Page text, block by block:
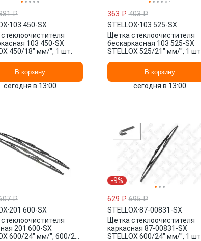
₽
·103 450-SX
103 450-SX
450/18" мм/", 1 шт.
В корзину
сегодня в 13:00
363 ₽ 403 ₽
STELLOX·103 525-SX
Щетка стеклоочистителя
бескаркасная 103 525-SX
STELLOX 525/21" мм/", 1 шт.
В корзину
сегодня в 13:00
₽
·201 600-SX
201 600-SX
600/24" мм/", 600/24"
-9%
629 ₽ 695 ₽
STELLOX·87-00831-SX
Щетка стеклоочистителя
каркасная 87-00831-SX
STELLOX 600/24" мм/", 1 шт.